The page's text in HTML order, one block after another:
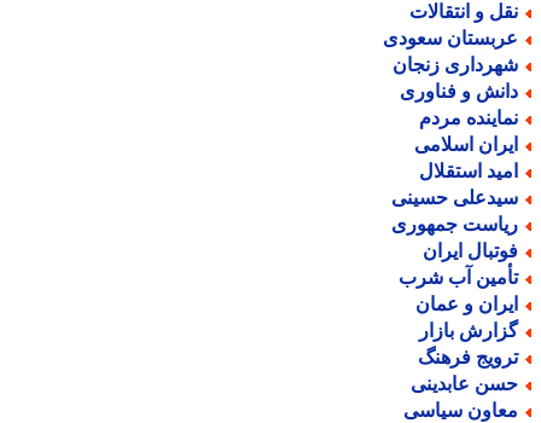
و انتقالات
سعودی
زنجان
و فناوری
مردم
اسلامی
استقلال
حسینی
جمهوری
ایران
آب شرب
و عمان
بازار
فرهنگ
عابدینی
سیاسی